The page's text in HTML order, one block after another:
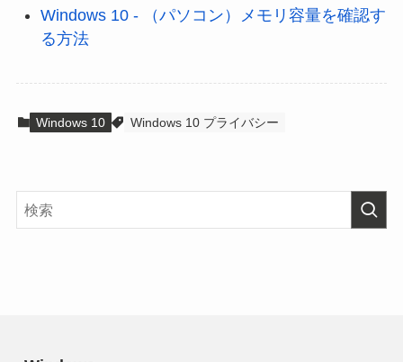
Windows 10 - （パソコン）メモリ容量を確認す
る方法
Windows 10 Windows 10 プライバシー